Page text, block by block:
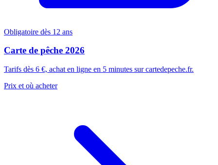
Obligatoire dès 12 ans
Carte de pêche 2026
Tarifs dès 6 €, achat en ligne en 5 minutes sur cartedepeche.fr.
Prix et où acheter